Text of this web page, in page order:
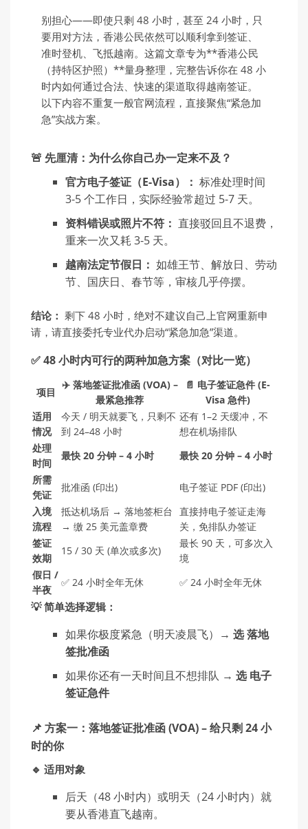
别担心——即使只剩 48 小时，甚至 24 小时，只
要用对方法，香港公民依然可以顺利拿到签证、
准时登机、飞抵越南。这篇文章专为**香港公民
（持特区护照）**量身整理，完整告诉你在 48 小
时内如何通过合法、快速的渠道取得越南签证。
以下内容不重复一般官网流程，直接聚焦“紧急加
急”实战方案。
🚨 先厘清：为什么你自己办一定来不及？
官方电子签证（E-Visa）： 标准处理时间
3-5 个工作日，实际经验常超过 5-7 天。
资料错误或照片不符： 直接驳回且不退费，
重来一次又耗 3-5 天。
越南法定节假日： 如雄王节、解放日、劳动
节、国庆日、春节等，审核几乎停摆。
结论： 剩下 48 小时，绝对不建议自己上官网重新申
请，请直接委托专业代办启动“紧急加急”渠道。
✅ 48 小时内可行的两种加急方案（对比一览）
项目
✈️ 落地签证批准函 (VOA) –
最紧急推荐
📄 电子签证急件 (E-
Visa 急件)
适用
情况
今天 / 明天就要飞，只剩不
到 24–48 小时
还有 1–2 天缓冲，不
想在机场排队
处理
时间
最快 20 分钟 – 4 小时
最快 20 分钟 – 4 小时
所需
凭证
批准函 (印出)
电子签证 PDF (印出)
入境
流程
抵达机场后 → 落地签柜台
→ 缴 25 美元盖章费
直接持电子签证走海
关，免排队办签证
签证
效期
15 / 30 天 (单次或多次)
最长 90 天，可多次入
境
假日 /
半夜
✅ 24 小时全年无休 ✅ 24 小时全年无休
💡 简单选择逻辑：
如果你极度紧急（明天凌晨飞）→ 选 落地
签批准函
如果你还有一天时间且不想排队 → 选 电子
签证急件
📌 方案一：落地签证批准函 (VOA) – 给只剩 24 小
时的你
🔹 适用对象
后天（48 小时内）或明天（24 小时内）就
要从香港直飞越南。